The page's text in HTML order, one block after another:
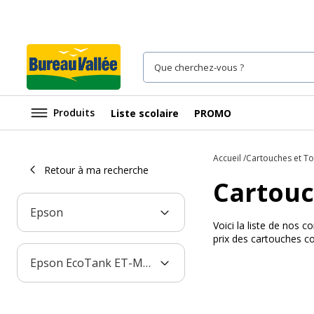
Produits Liste scolaire PROMO
Retour à ma recherche
Epson
Epson EcoTank ET-M2170
Accueil Cartouches et
Voici la liste de nos
prix des cartouches